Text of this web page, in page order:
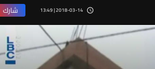
2018-03-14 | 13:49 شارك